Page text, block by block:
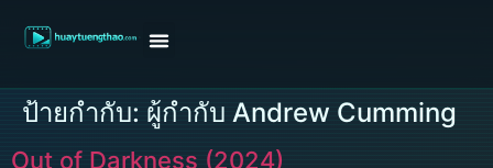
ป้ายกำกับ: ผู้กำกับ Andrew Cumming
Out of Darkness (2024)